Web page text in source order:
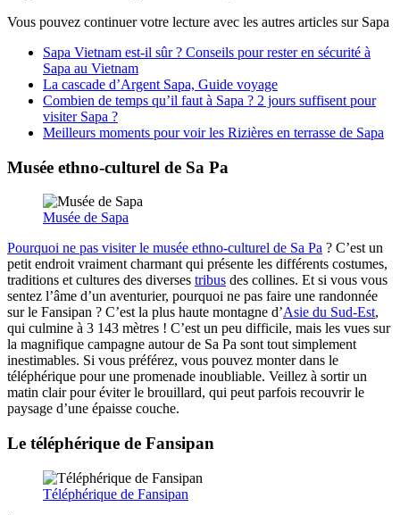
Vous pouvez continuer votre lecture avec les autres articles sur Sapa
Sapa Vietnam est-il sûr ? Conseils pour rester en sécurité à
Sapa au Vietnam
La cascade d’Argent Sapa, Guide voyage
Combien de temps qu’il faut à Sapa ? 2 jours suffisent pour
visiter Sapa ?
Meilleurs moments pour voir les Rizières en terrasse de Sapa
Musée ethno-culturel de Sa Pa
Musée de Sapa
Pourquoi ne pas visiter le musée ethno-culturel de Sa Pa ? C’est un
petit endroit vraiment charmant qui présente les différents costumes,
traditions et cultures des diverses tribus des collines. Et si vous vous
sentez l’âme d’un aventurier, pourquoi ne pas faire une randonnée
sur le Fansipan ? C’est la plus haute montagne d’Asie du Sud-Est,
qui culmine à 3 143 mètres ! C’est un peu difficile, mais les vues sur
la magnifique campagne autour de Sa Pa sont tout simplement
inestimables. Si vous préférez, vous pouvez monter dans le
téléphérique pour une promenade inoubliable. Veillez à sortir un
matin clair pour éviter le brouillard, qui peut parfois recouvrir le
paysage d’une épaisse couche.
Le téléphérique de Fansipan
Téléphérique de Fansipan